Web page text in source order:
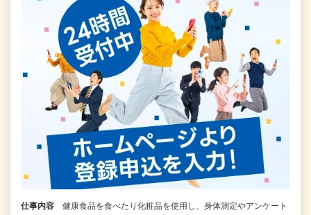
仕事内容
健康食品を食べたり化粧品を使用し、身体測定やアンケート